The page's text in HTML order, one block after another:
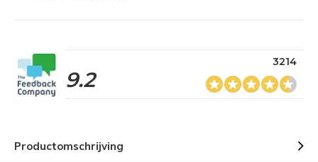
9.2
3214
Productomschrijving